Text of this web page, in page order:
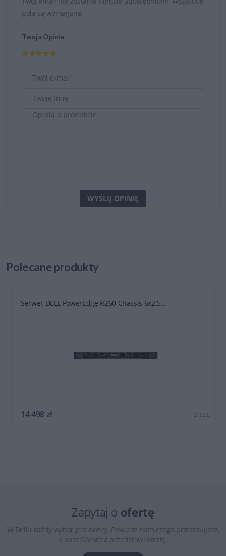
pola są wymagane.
Twoja Opinia
WYŚLIJ OPINIĘ
Polecaneprodukty
Serwer DELL PowerEdge R260 Chassis 6x2.5...
14 498 zł 5 szt.
Zapytaj o ofertę
W Dellu każdy wybór jest dobry. Powiedz nam czego potrzebujesz,
a nasz Doradca przedstawi ofertę.